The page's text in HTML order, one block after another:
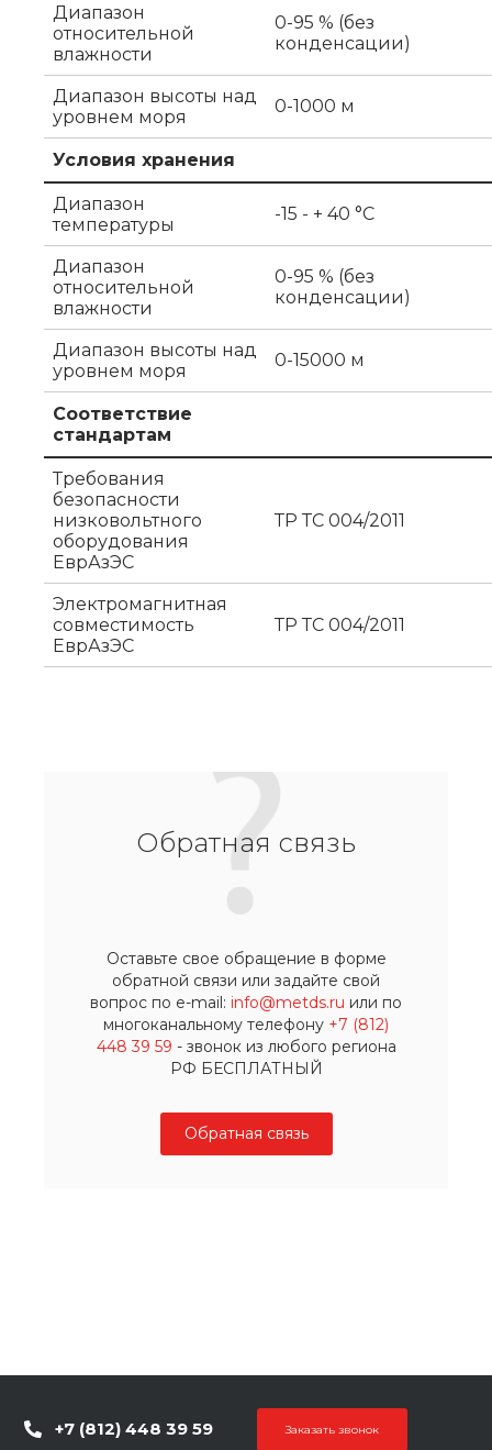
Диапазон
относительной
влажности
0-95 % (без
конденсации)
Диапазон высоты над
уровнем моря
0-1000 м
Условия хранения
Диапазон
температуры
-15 - + 40 °C
Диапазон
относительной
влажности
0-95 % (без
конденсации)
Диапазон высоты над
уровнем моря
0-15000 м
Соответствие
стандартам
Требования
безопасности
низковольтного
оборудования
ЕврАзЭС
ТР ТС 004/2011
Электромагнитная
совместимость
ЕврАзЭС
ТР ТС 004/2011
Обратная связь
Оставьте свое обращение в форме
обратной связи или задайте свой
вопрос по e-mail: info@metds.ru или по
многоканальному телефону +7 (812)
448 39 59 - звонок из любого региона
РФ БЕСПЛАТНЫЙ
Обратная связь
+7 (812) 448 39 59 Заказать звонок